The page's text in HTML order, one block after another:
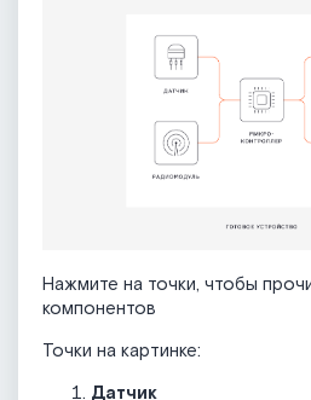
Нажмите на точки, чтобы
компонентов
Точки на картинке:
Датчик